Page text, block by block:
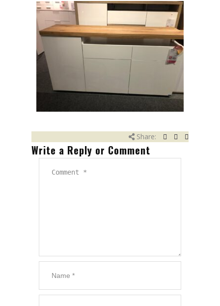
Share:
Write a Reply or Comment